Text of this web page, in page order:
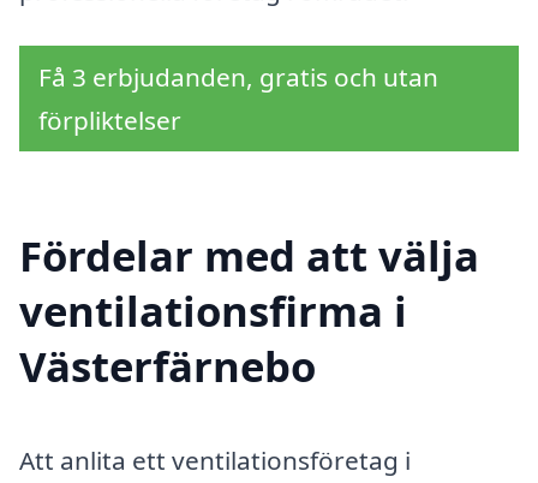
Få 3 erbjudanden, gratis och utan
förpliktelser
Fördelar med att välja
ventilationsfirma i
Västerfärnebo
Att anlita ett ventilationsföretag i